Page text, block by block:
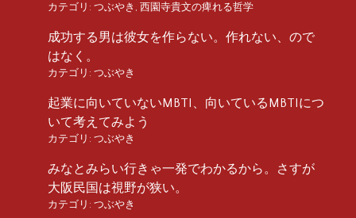
カテゴリ: つぶやき 西園寺貴文の痺れる哲学
成功する男は彼女を作らない。作れない、ので
はなく。
カテゴリ: つぶやき
起業に向いていないMBTI、向いているMBTIにつ
いて考えてみよう
カテゴリ: つぶやき
みなとみらい行きゃ一発でわかるから。さすが
大阪民国は視野が狭い。
カテゴリ: つぶやき